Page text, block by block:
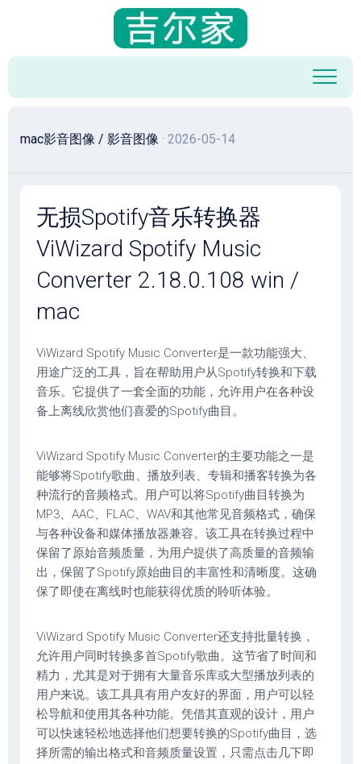
容
mac影音图像 / 影音图像 · 2026-05-14
无损Spotify音乐转换器
ViWizard Spotify Music
Converter 2.18.0.108 win /
mac
ViWizard Spotify Music Converter是一款功能强大、
用途广泛的工具，旨在帮助用户从Spotify转换和下载
音乐。它提供了一套全面的功能，允许用户在各种设
备上离线欣赏他们喜爱的Spotify曲目。
ViWizard Spotify Music Converter的主要功能之一是
能够将Spotify歌曲、播放列表、专辑和播客转换为各
种流行的音频格式。用户可以将Spotify曲目转换为
MP3、AAC、FLAC、WAV和其他常见音频格式，确保
与各种设备和媒体播放器兼容。该工具在转换过程中
保留了原始音频质量，为用户提供了高质量的音频输
出，保留了Spotify原始曲目的丰富性和清晰度。这确
保了即使在离线时也能获得优质的聆听体验。
ViWizard Spotify Music Converter还支持批量转换，
允许用户同时转换多首Spotify歌曲。这节省了时间和
精力，尤其是对于拥有大量音乐库或大型播放列表的
用户来说。该工具具有用户友好的界面，用户可以轻
松导航和使用其各种功能。凭借其直观的设计，用户
可以快速轻松地选择他们想要转换的Spotify曲目，选
择所需的输出格式和音频质量设置，只需点击几下即